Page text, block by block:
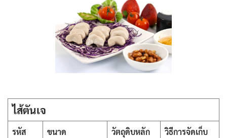
ไส้ตันเจ
รหัส ขนาด วัตถุดิบหลัก
วิธีการจัดเก็บ